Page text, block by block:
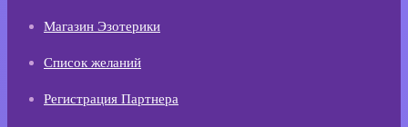
Магазин Эзотерики
Список желаний
Регистрация Партнера